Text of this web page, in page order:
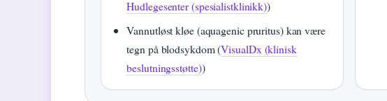
Hudlegesenter (spesialistklinikk))
Vannutløst kløe (aquagenic pruritus) kan være
tegn på blodsykdom (VisualDx (klinisk
beslutningsstøtte))